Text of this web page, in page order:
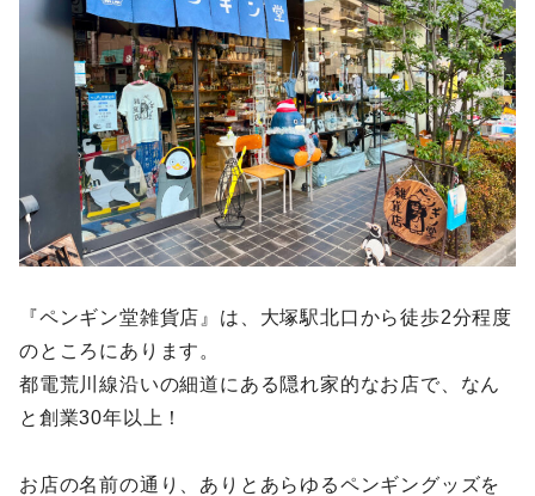
『ペンギン堂雑貨店』は、大塚駅北口から徒歩2分程度
のところにあります。
都電荒川線沿いの細道にある隠れ家的なお店で、なん
と創業30年以上！
お店の名前の通り、ありとあらゆるペンギングッズを